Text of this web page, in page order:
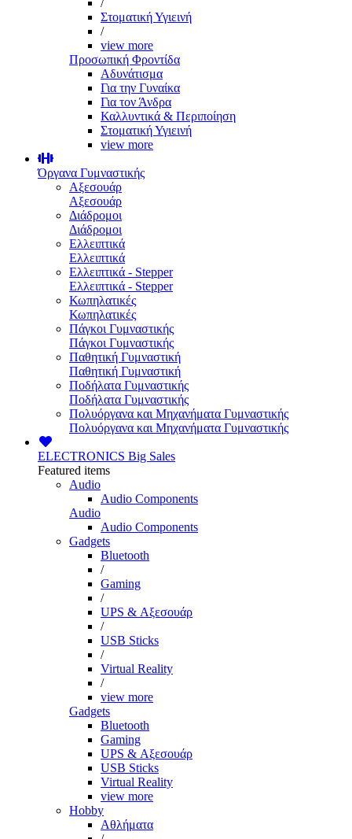
/
Στοματική Υγιεινή
/
view more
Προσωπική Φροντίδα
Αδυνάτισμα
Για την Γυναίκα
Για τον Άνδρα
Καλλυντικά & Περιποίηση
Στοματική Υγιεινή
view more
Όργανα Γυμναστικής
Αξεσουάρ
Αξεσουάρ
Διάδρομοι
Διάδρομοι
Ελλειπτικά
Ελλειπτικά
Ελλειπτικά - Stepper
Ελλειπτικά - Stepper
Κωπηλατικές
Κωπηλατικές
Πάγκοι Γυμναστικής
Πάγκοι Γυμναστικής
Παθητική Γυμναστική
Παθητική Γυμναστική
Ποδήλατα Γυμναστικής
Ποδήλατα Γυμναστικής
Πολυόργανα και Μηχανήματα Γυμναστικής
Πολυόργανα και Μηχανήματα Γυμναστικής
ELECTRONICS Big Sales
Featured items
Audio
Audio Components
Audio
Audio Components
Gadgets
Bluetooth
/
Gaming
/
UPS & Αξεσουάρ
/
USB Sticks
/
Virtual Reality
/
view more
Gadgets
Bluetooth
Gaming
UPS & Αξεσουάρ
USB Sticks
Virtual Reality
view more
Hobby
Αθλήματα